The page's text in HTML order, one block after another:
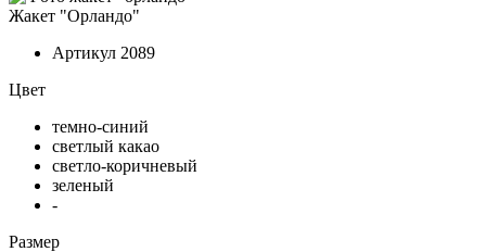
Жакет "Орландо"
Артикул 2089
Цвет
темно-синий
светлый какао
светло-коричневый
зеленый
-
Размер